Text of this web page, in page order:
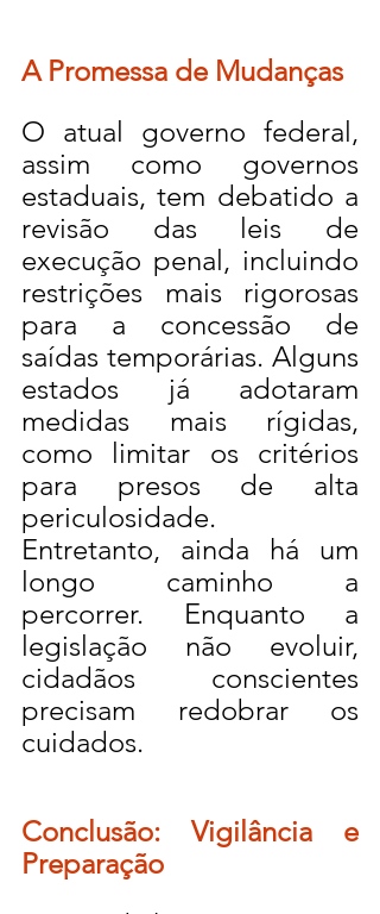
A Promessa de Mudanças
O atual governo federal,
assim como governos
estaduais, tem debatido a
revisão das leis de
execução penal, incluindo
restrições mais rigorosas
para a concessão de
saídas temporárias. Alguns
estados já adotaram
medidas mais rígidas,
como limitar os critérios
para presos de alta
periculosidade.
Entretanto, ainda há um
longo caminho a
percorrer. Enquanto a
legislação não evoluir,
cidadãos conscientes
precisam redobrar os
cuidados.
Conclusão: Vigilância e
Preparação